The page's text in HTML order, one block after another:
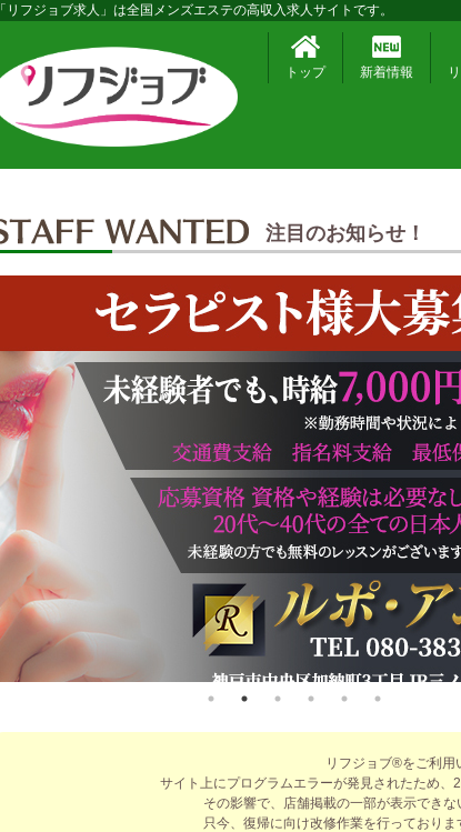
「リフジョブ求人」は全国メンズエステの高収入求人サイトです。
トップ 新着情報
注目のお知らせ！
リフジョブ®をご利用
サイト上にプログラムエラーが発見されたため、
その影響で、店舗掲載の一部が表示でき
只今、復帰に向け改修作業を行っており